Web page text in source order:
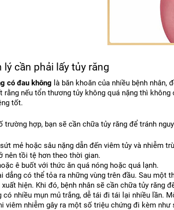
lý cần phải lấy tủy răng
có đau không là băn khoăn của nhiều bệnh
rằng nếu tổn thương tủy không quá nặng thì
tốt.
trường hợp, bạn sẽ cần chữa tủy răng để tránh
mẻ hoặc sâu nặng dẫn đến viêm tủy và nhiễm
nên tồi tệ hơn theo thời gian.
ê buốt với thức ăn quá nóng hoặc quá lạnh.
dẳng có thể tỏa ra những vùng trên đầu. Sau một
hiện. Khi đó, bệnh nhân sẽ cần chữa tủy răng
có nhiều mụn mủ trắng, dễ tái đi tái lại nhiều lần.
viêm nhiễm gây ra một số triệu chứng đi kèm